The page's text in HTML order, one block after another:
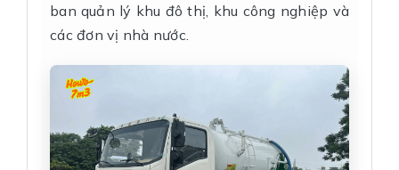
ban quản lý khu đô thị, khu công nghiệp và
các đơn vị nhà nước.